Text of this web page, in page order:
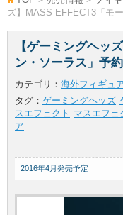
ズ】MASS EFFECT3「モ
【ゲーミングヘッ
ン・ソーラス」予
カテゴリ： 海外フィギュ
タグ： ゲーミングヘッズ
スエフェクト マスエフェ
ア
2016年4月発売予定